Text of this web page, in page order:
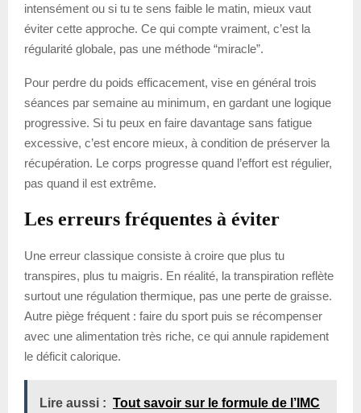
intensément ou si tu te sens faible le matin, mieux vaut
éviter cette approche. Ce qui compte vraiment, c’est la
régularité globale, pas une méthode “miracle”.
Pour perdre du poids efficacement, vise en général trois
séances par semaine au minimum, en gardant une logique
progressive. Si tu peux en faire davantage sans fatigue
excessive, c’est encore mieux, à condition de préserver la
récupération. Le corps progresse quand l’effort est régulier,
pas quand il est extrême.
Les erreurs fréquentes à éviter
Une erreur classique consiste à croire que plus tu
transpires, plus tu maigris. En réalité, la transpiration reflète
surtout une régulation thermique, pas une perte de graisse.
Autre piège fréquent : faire du sport puis se récompenser
avec une alimentation très riche, ce qui annule rapidement
le déficit calorique.
Lire aussi : Tout savoir sur le formule de l’IMC